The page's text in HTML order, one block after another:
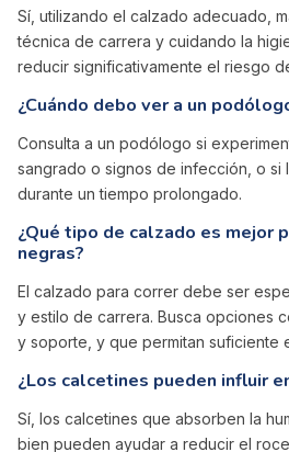
Sí, utilizando el calzado adecuado,
técnica de carrera y cuidando la
reducir significativamente el riesgo
¿Cuándo debo ver a un
Consulta a un podólogo si
sangrado o signos de infección, o si
durante un tiempo prolongado.
¿Qué tipo de calzado es mejor
negras?
El calzado para correr debe ser
y estilo de carrera. Busca opciones
y soporte, y que permitan suficiente
¿Los calcetines pueden influir
Sí, los calcetines que absorben la
bien pueden ayudar a reducir el